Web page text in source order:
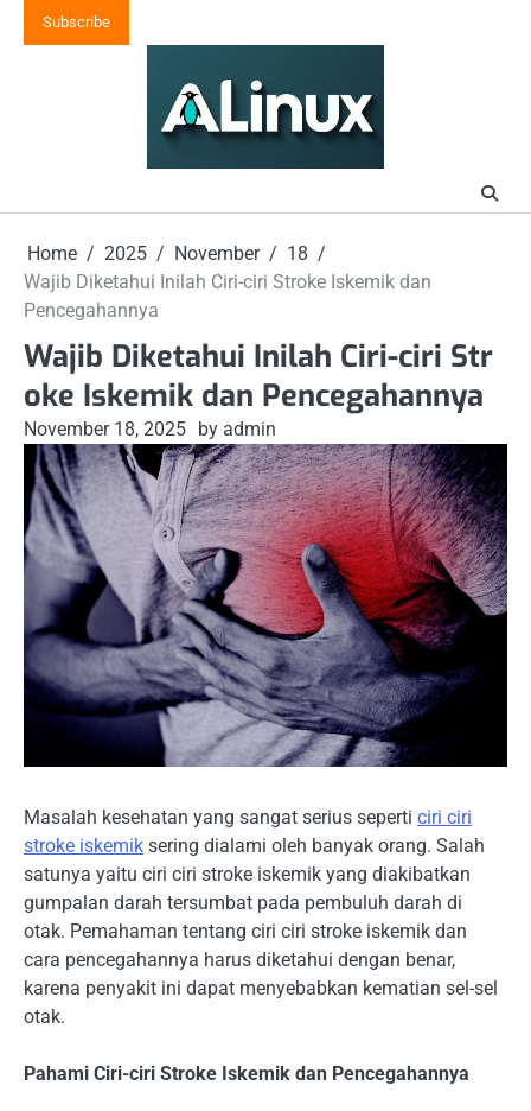
Subscribe
Home 2025 November
18
Wajib Diketahui Inilah Ciri-ciri Stroke Iskemik dan
Pencegahannya
Wajib Diketahui Inilah Ciri-ciri Str
oke Iskemik dan Pencegahannya
November 18, 2025 by admin
Masalah kesehatan yang sangat serius seperti ciri ciri
stroke iskemik sering dialami oleh banyak orang. Salah
satunya yaitu ciri ciri stroke iskemik yang diakibatkan
gumpalan darah tersumbat pada pembuluh darah di
otak. Pemahaman tentang ciri ciri stroke iskemik dan
cara pencegahannya harus diketahui dengan benar,
karena penyakit ini dapat menyebabkan kematian sel-sel
otak.
Pahami Ciri-ciri Stroke Iskemik dan Pencegahannya